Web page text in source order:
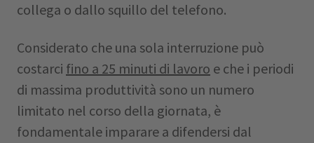
collega o dallo squillo del telefono.
Considerato che una sola interruzione può
costarci fino a 25 minuti di lavoro e che i periodi
di massima produttività sono un numero
limitato nel corso della giornata, è
fondamentale imparare a difendersi dal